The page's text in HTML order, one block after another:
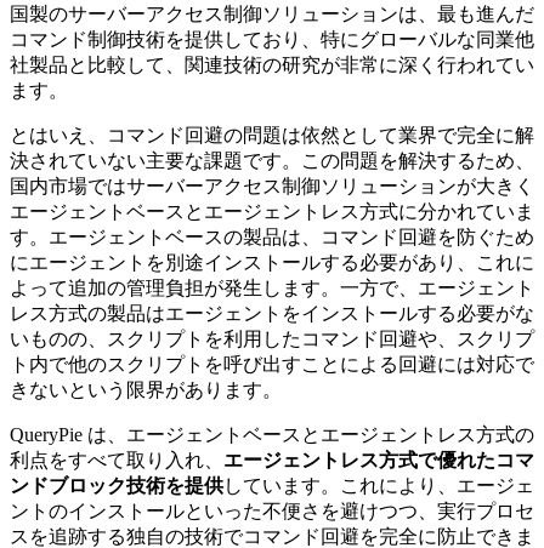
国製のサーバーアクセス制御ソリューションは、最も進んだ
コマンド制御技術を提供しており、特にグローバルな同業他
社製品と比較して、関連技術の研究が非常に深く行われてい
ます。
とはいえ、コマンド回避の問題は依然として業界で完全に解
決されていない主要な課題です。この問題を解決するため、
国内市場ではサーバーアクセス制御ソリューションが大きく
エージェントベースとエージェントレス方式に分かれていま
す。エージェントベースの製品は、コマンド回避を防ぐため
にエージェントを別途インストールする必要があり、これに
よって追加の管理負担が発生します。一方で、エージェント
レス方式の製品はエージェントをインストールする必要がな
いものの、スクリプトを利用したコマンド回避や、スクリプ
ト内で他のスクリプトを呼び出すことによる回避には対応で
きないという限界があります。
QueryPie は、エージェントベースとエージェントレス方式の
利点をすべて取り入れ、 エージェントレス方式で優れたコマ
ンドブロック技術を提供しています。これにより、エージェ
ントのインストールといった不便さを避けつつ、実行プロセ
スを追跡する独自の技術でコマンド回避を完全に防止できま